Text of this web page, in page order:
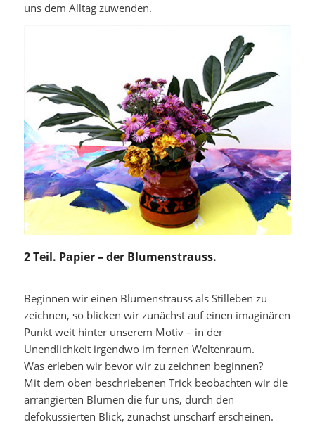
uns dem Alltag zuwenden.
2 Teil. Papier – der Blumenstrauss.
Beginnen wir einen Blumenstrauss als Stilleben zu
zeichnen, so blicken wir zunächst auf einen imaginären
Punkt weit hinter unserem Motiv – in der
Unendlichkeit irgendwo im fernen Weltenraum.
Was erleben wir bevor wir zu zeichnen beginnen?
Mit dem oben beschriebenen Trick beobachten wir die
arrangierten Blumen die für uns, durch den
defokussierten Blick, zunächst unscharf erscheinen.